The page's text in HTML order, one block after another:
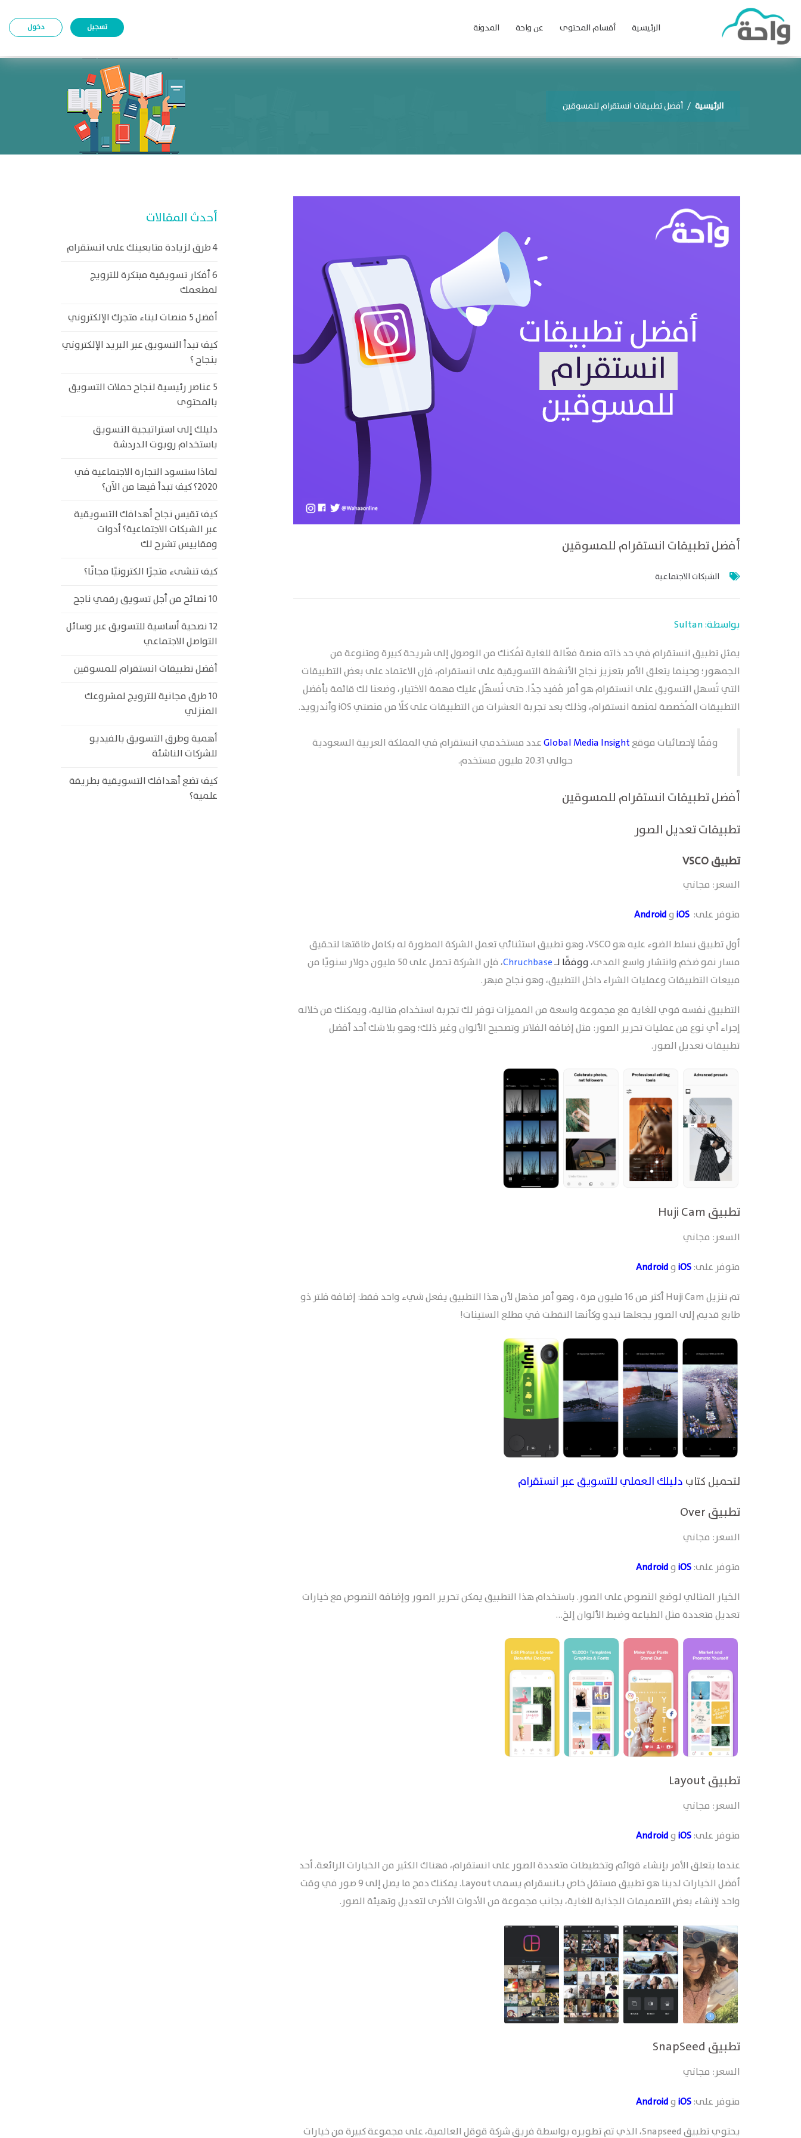
الرئيسية أقسام المحتوى عن واحة المدونة تسجيل دخول
الرئيسية / أفضل تطبيقات انستقرام للمسوقين
أفضل تطبيقات انستقرام للمسوقين
الشبكات الاجتماعية
بواسطة: Sultan
يمثل تطبيق انستقرام في حد ذاته منصة فعّالة للغاية تُمكنك من الوصول إلى شريحة كبيرة ومتنوعة من
الجمهور؛ وحينما يتعلق الأمر بتعزيز نجاح الأنشطة التسويقية على انستقرام، فإن الاعتماد على بعض التطبيقات
التي تُسهل التسويق على انستقرام هو أمر مُفيد جدًا. حتى نُسهّل عليك مهمة الاختيار، وضعنا لك قائمة بأفضل
التطبيقات المُخصصة لمنصة انستقرام، وذلك بعد تجربة العشرات من التطبيقات على كلًا من منصتي iOS وأندرويد.
وفقًا لإحصائيات موقعGlobal Media Insightعدد مستخدمي انستقرام في المملكة العربية السعودية
حوالي 20.31 مليون مستخدم.
أفضل تطبيقات انستقرام للمسوقين
تطبيقات تعديل الصور
تطبيق VSCO
السعر: مجاني
متوفر على: iOS وAndroid
أول تطبيق نسلط الضوء عليه هو VSCO، وهو تطبيق استثنائي تعمل الشركة المطورة له بكامل طاقتها لتحقيق
مسار نمو ضخم وانتشار واسع المدى،ووفقًا لـChruchbase
، فإن الشركة تحصل على 50 مليون دولار سنويًا من
مبيعات التطبيقات وعمليات الشراء داخل التطبيق، وهو نجاح مبهر.
التطبيق نفسه قوي للغاية مع مجموعة واسعة من المميزات توفر لك تجربة استخدام مثالية، ويمكنك من خلاله
إجراء أي نوع من عمليات تحرير الصور: مثل إضافة الفلاتر وتصحيح الألوان وغير ذلك؛ وهو بلا شك أحد أفضل
تطبيقات تعديل الصور.
تطبيق Huji Cam
السعر: مجاني
متوفر على: iOS وAndroid
تم تنزيل Huji Cam أكثر من 16 مليون مرة ، وهو أمر مذهل لأن هذا التطبيق يفعل شيء واحد فقط: إضافة فلتر ذو
طابع قديم إلى الصور يجعلها تبدو وكأنها التقطت في مطلع الستينات!
لتحميل كتاب دليلك العملي للتسويق عبر انستقرام
تطبيق Over
السعر: مجاني
متوفر على: iOS وAndroid
الخيار المثالي لوضع النصوص على الصور. باستخدام هذا التطبيق يمكن تحرير الصور وإضافة النصوص مع خيارات
تعديل متعددة مثل الطباعة وضبط الألوان إلخ…
تطبيق Layout
السعر: مجاني
متوفر على: iOS وAndroid
عندما يتعلق الأمر بإنشاء قوائم وتخطيطات متعددة الصور على انستقرام، فهناك الكثير من الخيارات الرائعة. أحد
أفضل الخيارات لدينا هو تطبيق مستقل خاص بـانسقرام يسمى Layout. يمكنك دمج ما يصل إلى 9 صور في وقت
واحد لإنشاء بعض التصميمات الجذابة للغاية، بجانب مجموعة من الأدوات الأخرى لتعديل وتهيئة الصور.
تطبيق SnapSeed
السعر: مجاني
متوفر على: iOS وAndroid
يحتوي تطبيق Snapseed، الذي تم تطويره بواسطة فريق شركة قوقل العالمية، على مجموعة كبيرة من خيارات
أحدث المقالات
4 طرق لزيادة متابعينك على انستقرام
6 أفكار تسويقية مبتكرة للترويج
لمطعمك
أفضل 5 منصات لبناء متجرك الإلكتروني
كيف تبدأ التسويق عبر البريد الإلكتروني
بنجاح ؟
5 عناصر رئيسية لنجاح حملات التسويق
بالمحتوى
دليلك إلى استراتيجية التسويق
باستخدام روبوت الدردشة
لماذا ستسود التجارة الاجتماعية في
2020؟ كيف تبدأ فيها من الآن؟
كيف تقيس نجاح أهدافك التسويقية
عبر الشبكات الاجتماعية؟ أدوات
ومقاييس تشرح لك
كيف تنشىء متجرًا الكترونيًا مجانًا؟
10 نصائح من أجل تسويق رقمي ناجح
12 نصحية أساسية للتسويق عبر وسائل
التواصل الاجتماعي
أفضل تطبيقات انستقرام للمسوقين
10 طرق مجانية للترويج لمشروعك
المنزلي
أهمية وطرق التسويق بالفيديو
للشركات الناشئة
كيف تضع أهدافك التسويقية بطريقة
علمية؟